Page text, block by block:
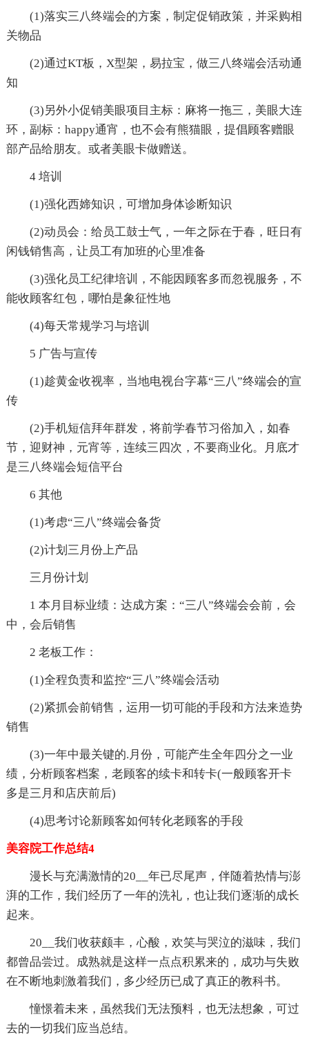
(1)落实三八终端会的方案，制定促销政策，并采购相
关物品
(2)通过KT板，X型架，易拉宝，做三八终端会活动通
知
(3)另外小促销美眼项目主标：麻将一拖三，美眼大连
环，副标：happy通宵，也不会有熊猫眼，提倡顾客赠眼
部产品给朋友。或者美眼卡做赠送。
4 培训
(1)强化西媂知识，可增加身体诊断知识
(2)动员会：给员工鼓士气，一年之际在于春，旺日有
闲钱销售高，让员工有加班的心里准备
(3)强化员工纪律培训，不能因顾客多而忽视服务，不
能收顾客红包，哪怕是象征性地
(4)每天常规学习与培训
5 广告与宣传
(1)趁黄金收视率，当地电视台字幕“三八”终端会的宣
传
(2)手机短信拜年群发，将前学春节习俗加入，如春
节，迎财神，元宵等，连续三四次，不要商业化。月底才
是三八终端会短信平台
6 其他
(1)考虑“三八”终端会备货
(2)计划三月份上产品
三月份计划
1 本月目标业绩：达成方案：“三八”终端会会前，会
中，会后销售
2 老板工作：
(1)全程负责和监控“三八”终端会活动
(2)紧抓会前销售，运用一切可能的手段和方法来造势
销售
(3)一年中最关键的.月份，可能产生全年四分之一业
绩，分析顾客档案，老顾客的续卡和转卡(一般顾客开卡
多是三月和店庆前后)
(4)思考讨论新顾客如何转化老顾客的手段
美容院工作总结4
漫长与充满激情的20__年已尽尾声，伴随着热情与澎
湃的工作，我们经历了一年的洗礼，也让我们逐渐的成长
起来。
20__我们收获颇丰，心酸，欢笑与哭泣的滋味，我们
都曾品尝过。成熟就是这样一点点积累来的，成功与失败
在不断地刺激着我们，多少经历已成了真正的教科书。
憧憬着未来，虽然我们无法预料，也无法想象，可过
去的一切我们应当总结。